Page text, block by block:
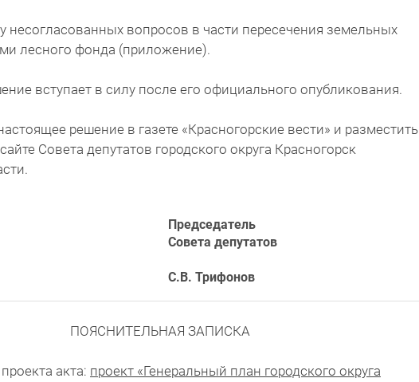
несогласованных вопросов в части пересечения земельных
лесного фонда (приложение).
вступает в силу после его официального опубликования.
решение в газете «Красногорские вести» и разместить
Совета депутатов городского округа Красногорск
Председатель
Совета депутатов
С.В. Трифонов
ПОЯСНИТЕЛЬНАЯ ЗАПИСКА
акта: проект «Генеральный план городского округа